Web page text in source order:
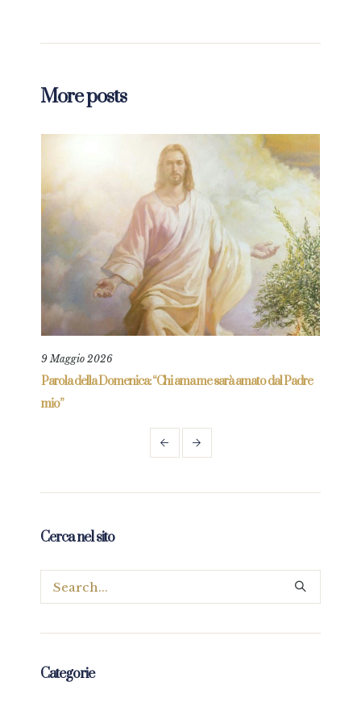
More posts
9 Maggio 2026
Parola della Domenica: “Chi ama me sarà amato dal Padre
mio”
Cerca nel sito
Categorie